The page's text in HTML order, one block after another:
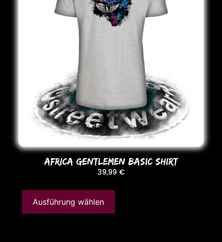
AFRICA GENTLEMEN BASIC SHIRT
39,99 €
Ausführung wählen